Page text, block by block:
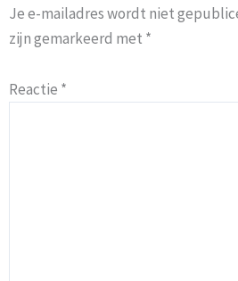
Je e-mailadres wordt niet
zijn gemarkeerd met *
Reactie *